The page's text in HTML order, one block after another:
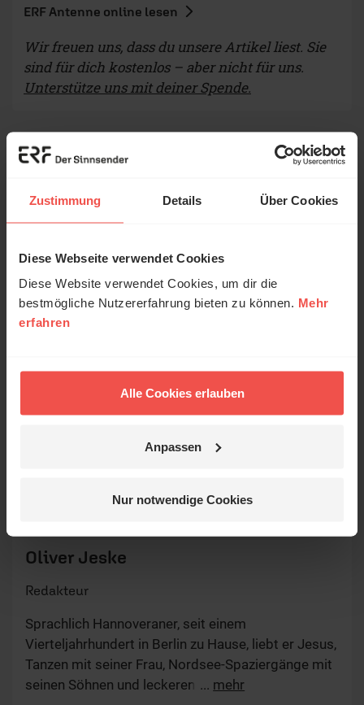
Zustimmung Details Über Cookies
Diese Webseite verwendet Cookies
Diese Website verwendet Cookies, um dir die
bestmögliche Nutzererfahrung bieten zu können. Mehr
erfahren
Alle Cookies erlauben
Anpassen
Nur notwendige Cookies
ERF Antenne online lesen
Wir freuen uns, dass du unsere Artikel liest. Sie
sind für dich kostenlos – aber nicht für uns.
Unterstütze uns mit deiner Spende.
Autor/-in
Oliver Jeske
Redakteur
Sprachlich Hannoveraner, seit einem
Vierteljahrhundert in Berlin zu Hause, liebt er Jesus,
Tanzen mit seiner Frau, Nordsee-Spaziergänge mit
seinen Söhnen und leckeren Fisch. Von Gott ist er
... mehr